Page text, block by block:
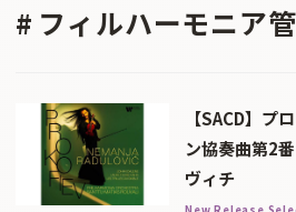
フィルハーモニア
【SACD】プ
ン協奏曲第2
ヴィチ